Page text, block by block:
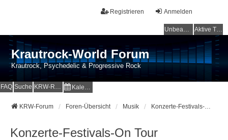
Anmelden
Registrieren
Unbeantwortete Themen Aktive Themen
Krautrock-World Forum
Krautrock, Psychedelic & Progressive Rock
FAQ Suche KRW-Radio Kalender
KRW-Forum Foren-Übersicht Musik Konzerte-Festivals-On Tour
Konzerte-Festivals-On Tour